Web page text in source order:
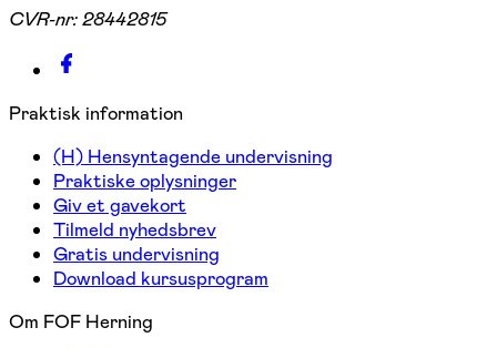
CVR-nr:28442815
Praktisk information
(H) Hensyntagende undervisning
Praktiske oplysninger
Giv et gavekort
Tilmeld nyhedsbrev
Gratis undervisning
Download kursusprogram
Om FOF Herning